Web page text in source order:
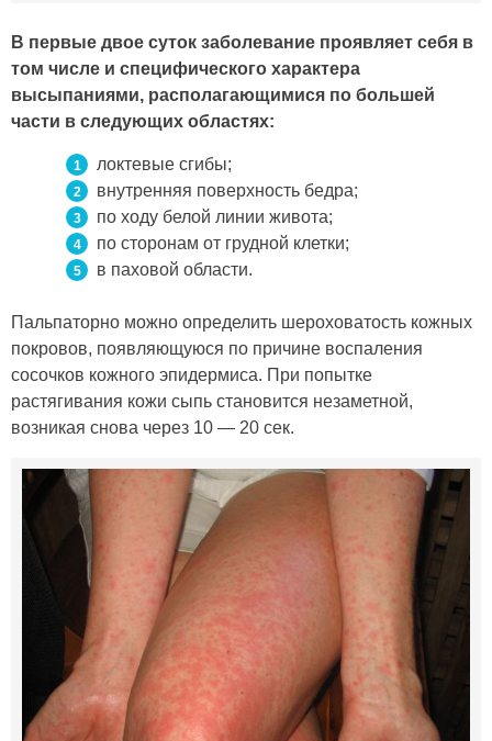
В первые двое суток заболевание проявляет себя в
том числе и специфического характера
высыпаниями, располагающимися по большей
части в следующих областях:
локтевые сгибы;
внутренняя поверхность бедра;
по ходу белой линии живота;
по сторонам от грудной клетки;
в паховой области.
Пальпаторно можно определить шероховатость кожных
покровов, появляющуюся по причине воспаления
сосочков кожного эпидермиса. При попытке
растягивания кожи сыпь становится незаметной,
возникая снова через 10 — 20 сек.